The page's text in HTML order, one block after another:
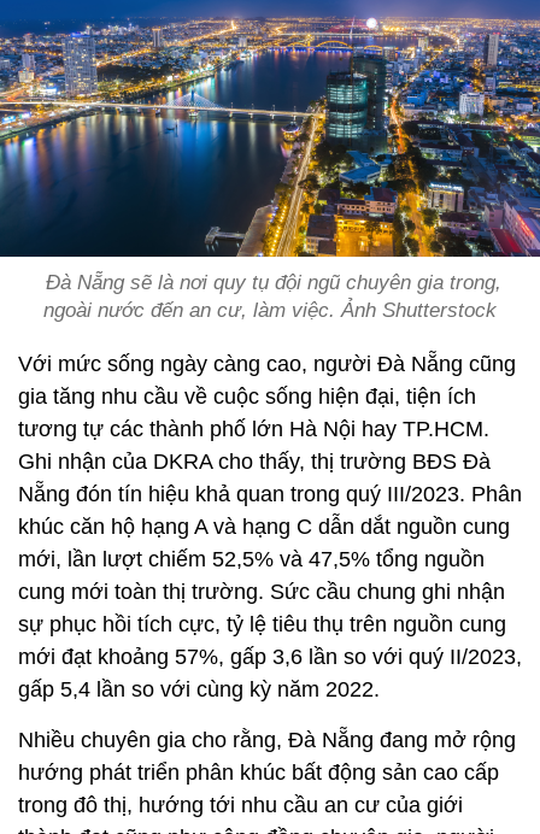
Đà Nẵng sẽ là nơi quy tụ đội ngũ chuyên gia trong,
ngoài nước đến an cư, làm việc. Ảnh Shutterstock
Với mức sống ngày càng cao, người Đà Nẵng cũng
gia tăng nhu cầu về cuộc sống hiện đại, tiện ích
tương tự các thành phố lớn Hà Nội hay TP.HCM.
Ghi nhận của DKRA cho thấy, thị trường BĐS Đà
Nẵng đón tín hiệu khả quan trong quý III/2023. Phân
khúc căn hộ hạng A và hạng C dẫn dắt nguồn cung
mới, lần lượt chiếm 52,5% và 47,5% tổng nguồn
cung mới toàn thị trường. Sức cầu chung ghi nhận
sự phục hồi tích cực, tỷ lệ tiêu thụ trên nguồn cung
mới đạt khoảng 57%, gấp 3,6 lần so với quý II/2023,
gấp 5,4 lần so với cùng kỳ năm 2022.
Nhiều chuyên gia cho rằng, Đà Nẵng đang mở rộng
hướng phát triển phân khúc bất động sản cao cấp
trong đô thị, hướng tới nhu cầu an cư của giới